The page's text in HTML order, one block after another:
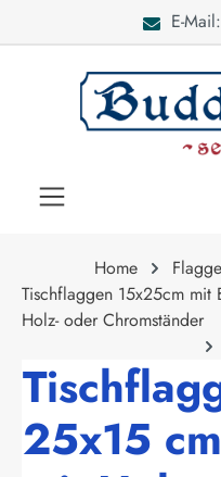
E-
Home
Tischflaggen 15x25cm mit
Holz- oder Chromständer
25x15